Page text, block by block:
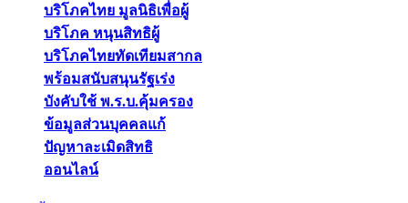
บริโภคไทย มูลนิธิเพื่อผู้
บริโภค หนุนสิทธิผู้
บริโภคไทยทัดเทียมสากล
พร้อมสนับสนุนรัฐเร่ง
บังคับใช้ พ.ร.บ.คุ้มครอง
ข้อมูลส่วนบุคคลแก้
ปัญหาละเมิดสิทธิ
ออนไลน์